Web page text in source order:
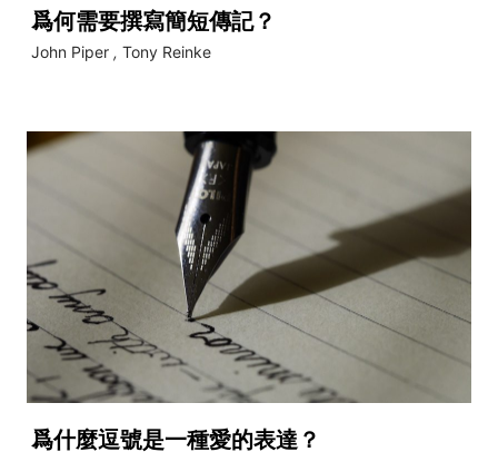
爲何需要撰寫簡短傳記？
John Piper , Tony Reinke
爲什麼逗號是一種愛的表達？